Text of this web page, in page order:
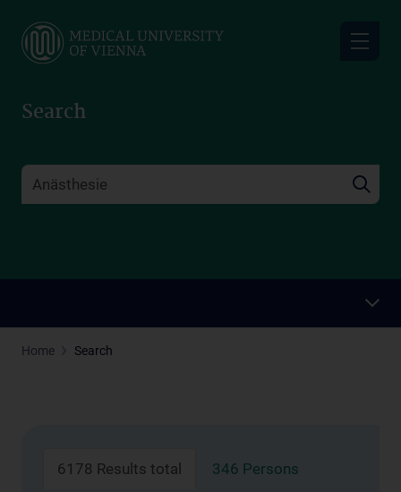
main
Search
Home Search
6178 Results total 346 Persons